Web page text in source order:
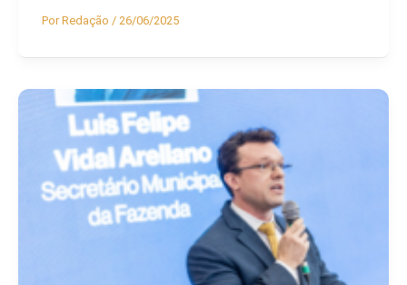
PorRedação / 26/06/2025